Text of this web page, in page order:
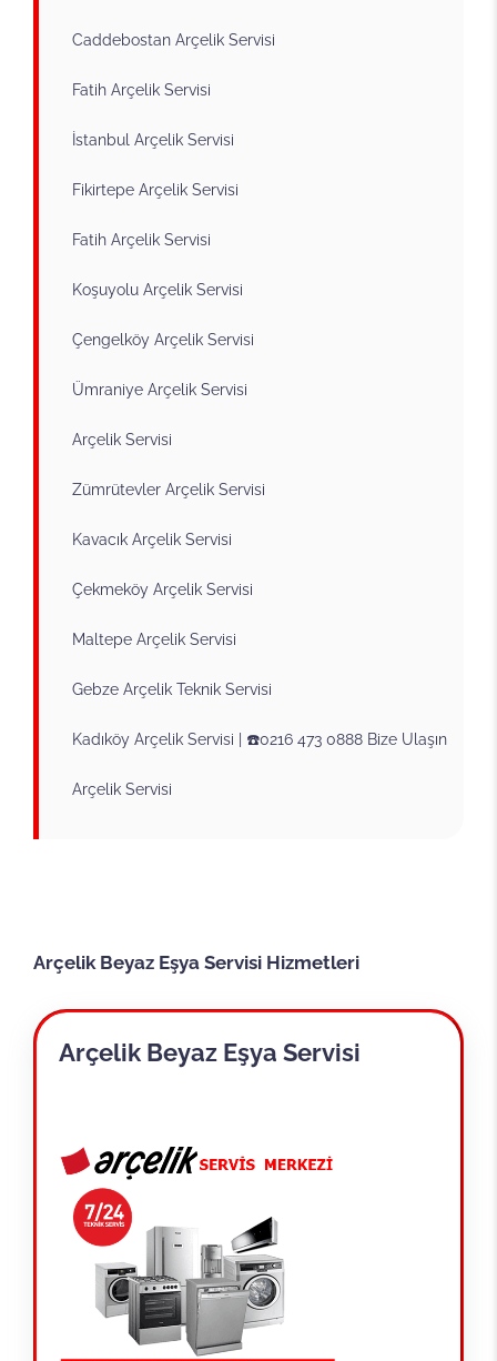
Caddebostan Arçelik Servisi
Fatih Arçelik Servisi
İstanbul Arçelik Servisi
Fikirtepe Arçelik Servisi
Fatih Arçelik Servisi
Koşuyolu Arçelik Servisi
Çengelköy Arçelik Servisi
Ümraniye Arçelik Servisi
Arçelik Servisi
Zümrütevler Arçelik Servisi
Kavacık Arçelik Servisi
Çekmeköy Arçelik Servisi
Maltepe Arçelik Servisi
Gebze Arçelik Teknik Servisi
Kadıköy Arçelik Servisi | ☎️0216 473 0888 Bize Ulaşın
Arçelik Servisi
Arçelik Beyaz Eşya Servisi Hizmetleri
Arçelik Beyaz Eşya Servisi